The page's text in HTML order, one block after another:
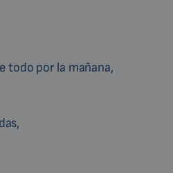
todo por la mañana,